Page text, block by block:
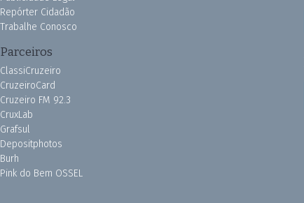
Repórter Cidadão
Trabalhe Conosco
Parceiros
ClassiCruzeiro
CruzeiroCard
Cruzeiro FM 92.3
CruxLab
Grafsul
Depositphotos
Burh
Pink do Bem OSSEL